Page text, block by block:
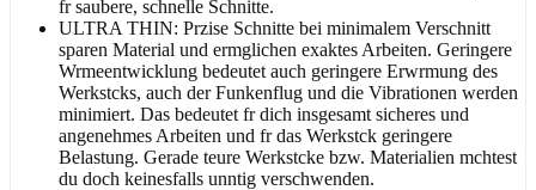
fr saubere, schnelle Schnitte.
ULTRA THIN: Przise Schnitte bei minimalem Verschnitt
sparen Material und ermglichen exaktes Arbeiten. Geringere
Wrmeentwicklung bedeutet auch geringere Erwrmung des
Werkstcks, auch der Funkenflug und die Vibrationen werden
minimiert. Das bedeutet fr dich insgesamt sicheres und
angenehmes Arbeiten und fr das Werkstck geringere
Belastung. Gerade teure Werkstcke bzw. Materialien mchtest
du doch keinesfalls unntig verschwenden.